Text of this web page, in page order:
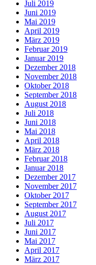
Juli 2019
Juni 2019
Mai 2019
April 2019
März 2019
Februar 2019
Januar 2019
Dezember 2018
November 2018
Oktober 2018
September 2018
August 2018
Juli 2018
Juni 2018
Mai 2018
April 2018
März 2018
Februar 2018
Januar 2018
Dezember 2017
November 2017
Oktober 2017
September 2017
August 2017
Juli 2017
Juni 2017
Mai 2017
April 2017
März 2017